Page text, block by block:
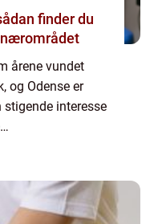
årene vundet
og Odense er
stigende interesse